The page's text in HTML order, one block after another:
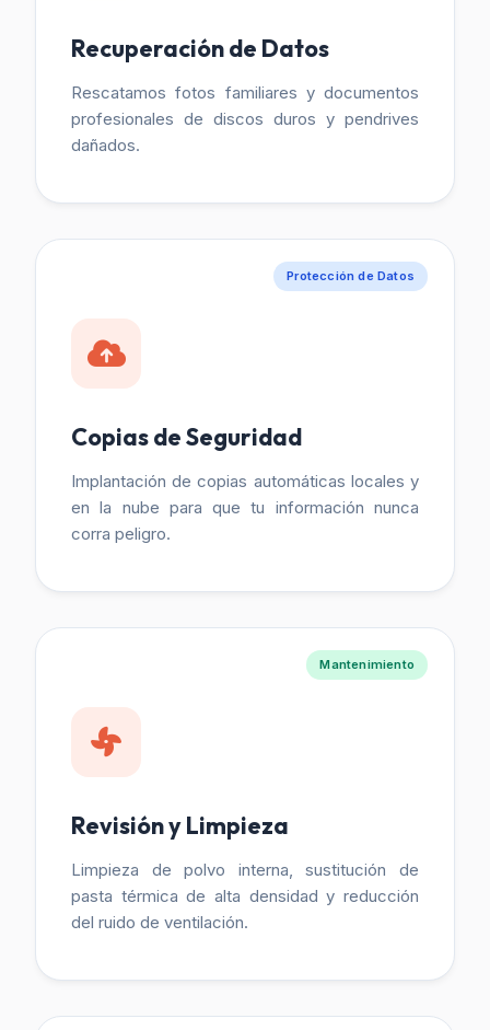
Recuperación de Datos
Rescatamos fotos familiares y documentos
profesionales de discos duros y pendrives
dañados.
Protección de Datos
Copias de Seguridad
Implantación de copias automáticas locales y
en la nube para que tu información nunca
corra peligro.
Mantenimiento
Revisión y Limpieza
Limpieza de polvo interna, sustitución de
pasta térmica de alta densidad y reducción
del ruido de ventilación.